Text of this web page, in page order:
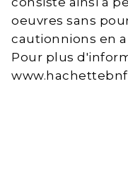
oeuvres sans
cautionnions en
Pour plus